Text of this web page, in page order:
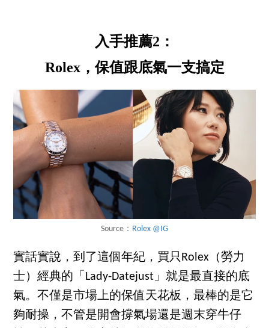
入手推薦2：
Rolex，保值跟底氣一支搞定
Source： Rolex @IG
實話實說，到了這個年紀，買只Rolex（勞力
士）經典的「Lady-Datejust」就是最直接的底
氣。不僅是市場上的保值天花板，最棒的是它
夠耐操，不管是開會撐氣場還是週末穿牛仔